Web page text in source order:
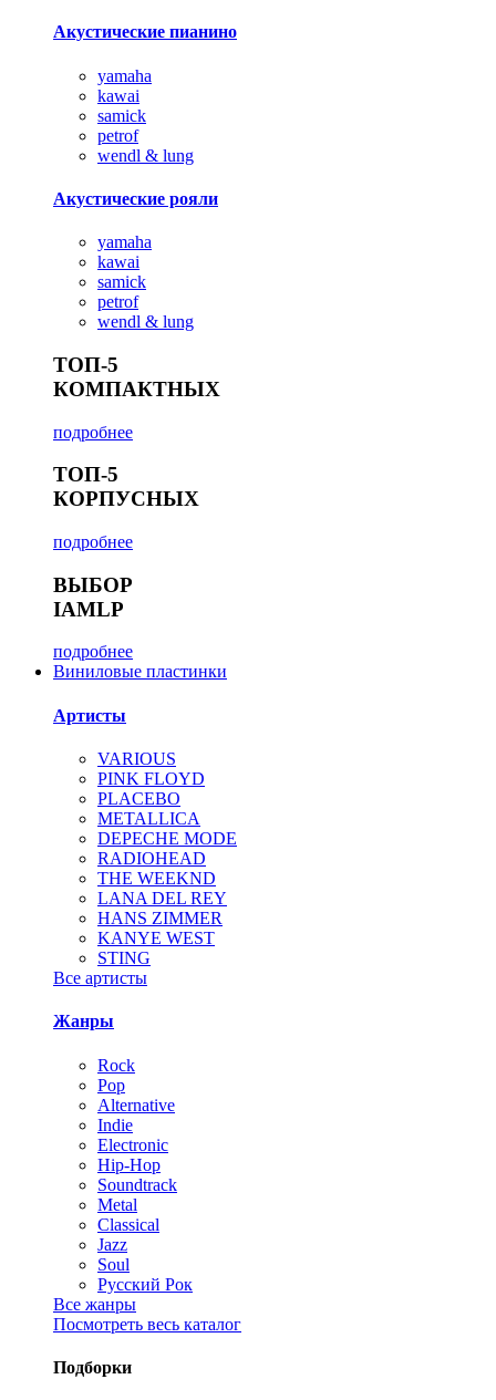
Акустические пианино
yamaha
kawai
samick
petrof
wendl & lung
Акустические рояли
yamaha
kawai
samick
petrof
wendl & lung
ТОП-5
КОМПАКТНЫХ
подробнее
ТОП-5
КОРПУСНЫХ
подробнее
ВЫБОР
IAMLP
подробнее
Виниловые пластинки
Артисты
VARIOUS
PINK FLOYD
PLACEBO
METALLICA
DEPECHE MODE
RADIOHEAD
THE WEEKND
LANA DEL REY
HANS ZIMMER
KANYE WEST
STING
Все артисты
Жанры
Rock
Pop
Alternative
Indie
Electronic
Hip-Hop
Soundtrack
Metal
Classical
Jazz
Soul
Русский Рок
Все жанры
Посмотреть весь каталог
Подборки